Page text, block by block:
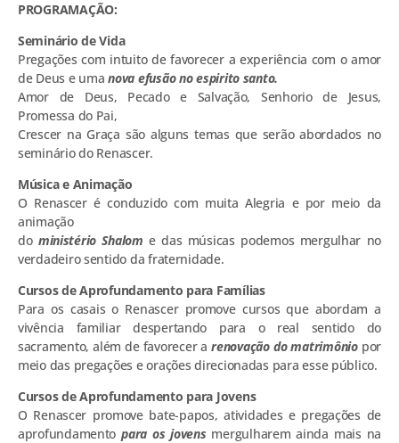
PROGRAMAÇÃO:
Seminário de Vida
Pregações com intuito de favorecer a experiência com o amor
de Deus e umanova efusão no espirito santo.
Amor de Deus, Pecado e Salvação, Senhorio de Jesus,
Promessa do Pai,
Crescer na Graça são alguns temas que serão abordados no
seminário do Renascer.
Música e Animação
O Renascer é conduzido com muita Alegria e por meio da
animação
do ministério Shalom e das músicas podemos mergulhar no
verdadeiro sentido da fraternidade.
Cursos de Aprofundamento para Famílias
Para os casais o Renascer promove cursos que abordam a
vivência familiar despertando para o real sentido do
sacramento, além de favorecer arenovação do matrimôniopor
meio das pregações e orações direcionadas para esse público.
Cursos de Aprofundamento para Jovens
O Renascer promove bate-papos, atividades e pregações de
aprofundamentopara os jovens mergulharem ainda mais na